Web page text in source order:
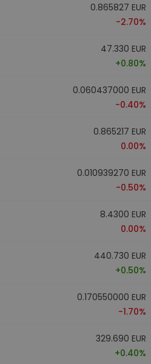
0.865827 EUR
-2.70%
47.330 EUR
+0.80%
0.060437000 EUR
-0.40%
0.865217 EUR
0.00%
0.010939270 EUR
-0.50%
8.4300 EUR
0.00%
440.730 EUR
+0.50%
0.170550000 EUR
-1.70%
329.690 EUR
+0.40%